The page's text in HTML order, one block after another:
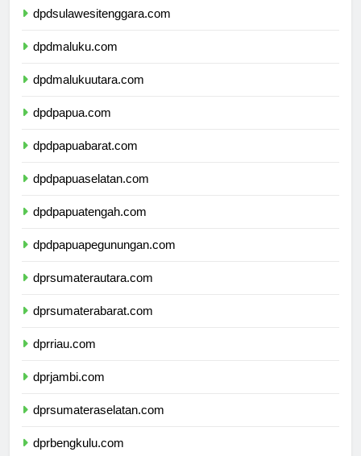
dpdsulawesitenggara.com
dpdmaluku.com
dpdmalukuutara.com
dpdpapua.com
dpdpapuabarat.com
dpdpapuaselatan.com
dpdpapuatengah.com
dpdpapuapegunungan.com
dprsumaterautara.com
dprsumaterabarat.com
dprriau.com
dprjambi.com
dprsumateraselatan.com
dprbengkulu.com